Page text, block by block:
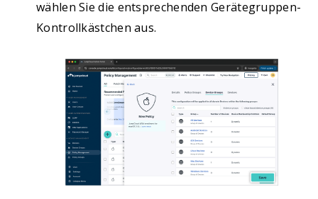
wählen Sie die entsprechenden Gerätegruppen-
Kontrollkästchen aus.